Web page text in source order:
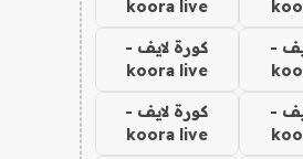
koora live
-
كورة لايف -
koora live
-
كورة لايف -
koora live